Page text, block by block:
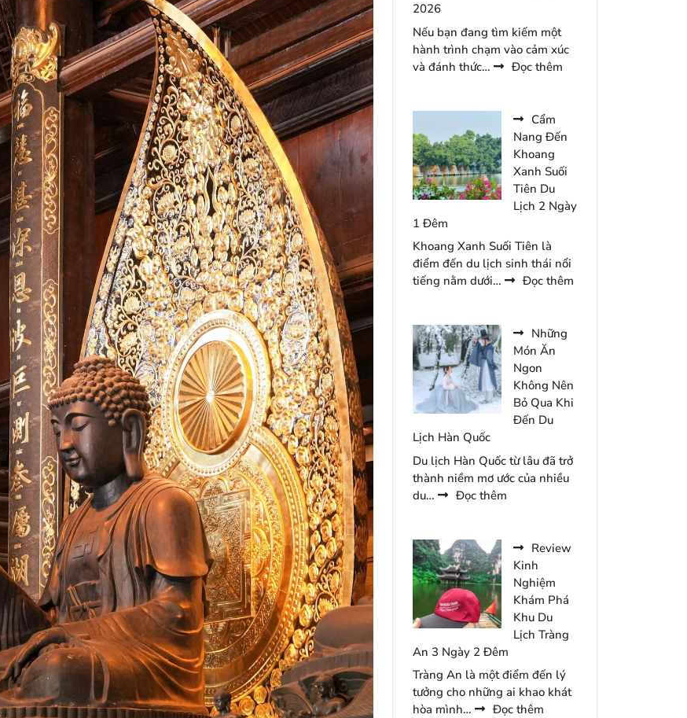
An
Ngày
2026
Nếu bạn đang tìm kiếm một
hành trình chạm vào cảm xúc
và đánh thức…
Đọc thêm
Vé
Quan
Du
Chúc
Cẩm
Nang Đến
Khoang
Xanh Suối
Tiên Du
Lịch 2 Ngày
1 Đêm
Khoang Xanh Suối Tiên là
điểm đến du lịch sinh thái nổi
tiếng nằm dưới…
Đọc thêm
Những
Món Ăn
Ngon
Không Nên
Bỏ Qua Khi
Đến Du
Lịch Hàn Quốc
Du lịch Hàn Quốc từ lâu đã trở
thành niềm mơ ước của nhiều
du…
Đọc thêm
Ăn
Ngon
Không
Nên
Bỏ
Qua
Khi
Đến
Du
Lịch
Review
Kinh
Nghiệm
Khám Phá
Khu Du
Lịch Tràng
An 3 Ngày 2 Đêm
Tràng An là một điểm đến lý
tưởng cho những ai khao khát
hòa mình…
Đọc thêm